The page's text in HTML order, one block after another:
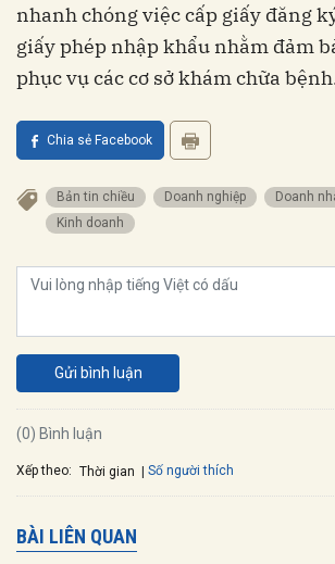
nhanh chóng việc cấp giấy đăng
giấy phép nhập khẩu nhằm đảm
phục vụ các cơ sở khám chữa
Chia sẻ Facebook
Bản tin chiều doanh nghiệp doanh
kinh doanh
Gửi bình luận
(0) Bình luận
Xếp theo: Thời gian Số người thích
BÀI LIÊN QUAN